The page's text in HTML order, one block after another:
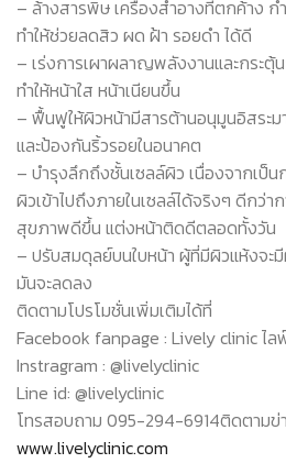
– ล้างสารพิษ เครื่องสำอางที่ตกค้าง
ทำให้ช่วยลดสิว ผด ฝ้า รอยดำ ได้ดี
– เร่งการเผาผลาญพลังงานและกระตุ้
ทำให้หน้าใส หน้าเนียนขึ้น
– ฟื้นฟูให้ผิวหน้ามีสารต้านอนุมูนอิสระม
และป้องกันริ้วรอยในอนาคต
– บำรุงลึกถึงชั้นเซลล์ผิว เนื่องจากเป็น
ผิวเข้าไปถึงภายในเซลล์ได้จริงๆ ดีกว่า
สุขภาพดีขึ้น แต่งหน้าติดดีตลอดทั้งวัน
– ปรับสมดุลย์บนใบหน้า ผู้ที่มีผิวแห้งจะ
มันจะลดลง
ติดตามโปรโมชั่นเพิ่มเติมได้ที่
Facebook fanpage : Lively clinic ไ
Instragram : @livelyclinic
Line id: @livelyclinic
โทรสอบถาม 095-294-6914ติดตามข่
www.livelyclinic.com